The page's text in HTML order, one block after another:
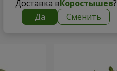
Доставка вКоростышев?
Да
Сменить